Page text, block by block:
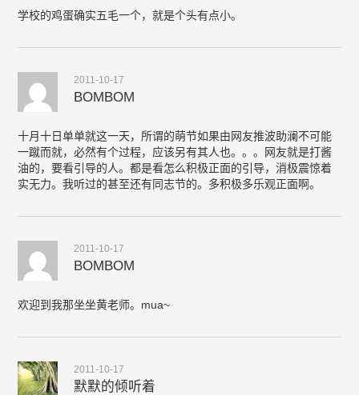
学校的鸡蛋确实五毛一个，就是个头有点小。
2011-10-17
BOMBOM
十月十日单单就这一天，所谓的萌节如果由网友推波助澜不可能
一蹴而就，必然有个过程，应该另有其人也。。。网友就是打酱
油的，要看引导的人。都是看怎么积极正面的引导，消极震惊着
实无力。我听过的甚至还有同志节的。多积极多乐观正面啊。
2011-10-17
BOMBOM
欢迎到我那坐坐黄老师。mua~
2011-10-17
默默的倾听着